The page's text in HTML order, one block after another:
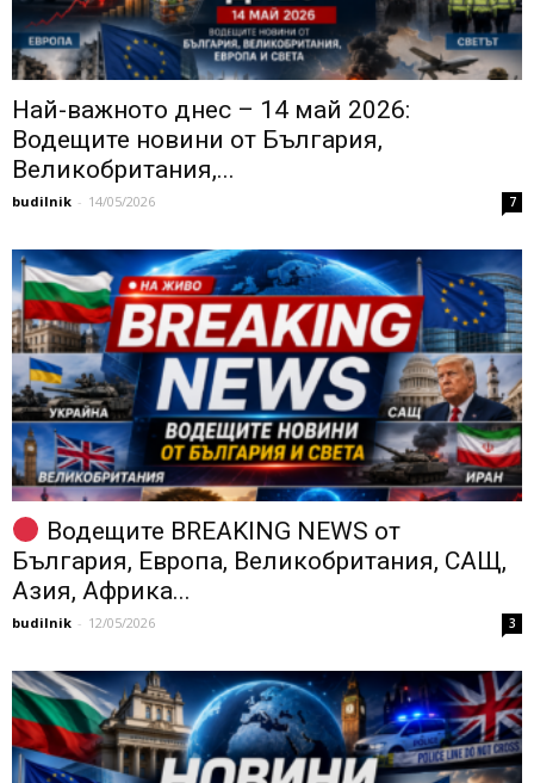
Най-важното днес – 14 май 2026:
Водещите новини от България,
Великобритания,...
budilnik - 14/05/2026 7
Водещите BREAKING NEWS от
България, Европа, Великобритания, САЩ,
Азия, Африка...
budilnik - 12/05/2026 3